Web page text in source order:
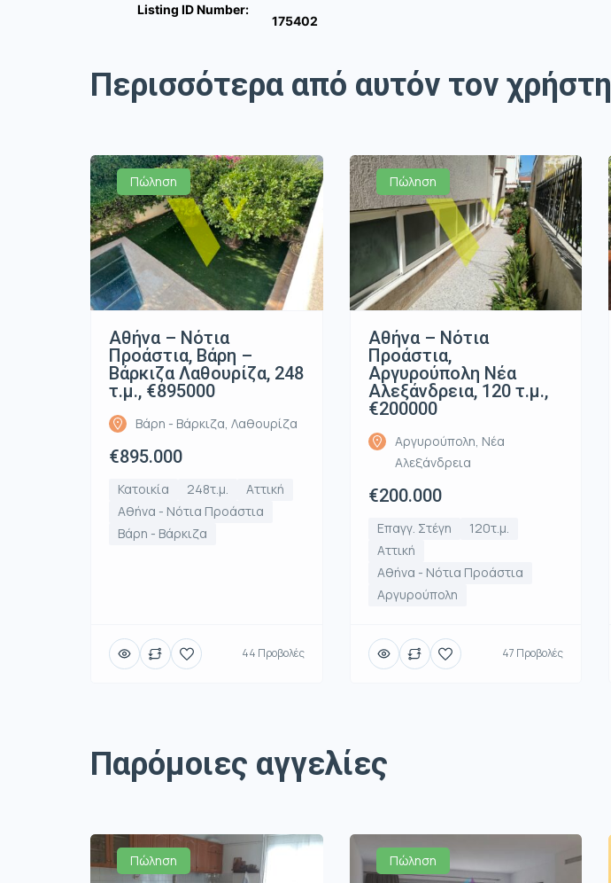
Listing ID Number:
175402
Περισσότερα από αυτόν τον χρήστη
Πώληση
Αθήνα – Νότια
Προάστια, Βάρη –
Βάρκιζα Λαθουρίζα, 248
τ.μ., €895000
Βάρη - Βάρκιζα, Λαθουρίζα
€895.000
Κατοικία 248τ.μ.
Αττική
Αθήνα - Νότια Προάστια
Βάρη - Βάρκιζα
44 Προβολές
Πώληση
Αθήνα – Νότια
Προάστια,
Αργυρούπολη Νέα
Αλεξάνδρεια, 120 τ.μ.,
€200000
Αργυρούπολη, Νέα
Αλεξάνδρεια
€200.000
Επαγγ. Στέγη
120τ.μ.
Αττική
Αθήνα - Νότια Προάστια
Αργυρούπολη
47 Προβολές
Παρόμοιες αγγελίες
Πώληση Πώληση